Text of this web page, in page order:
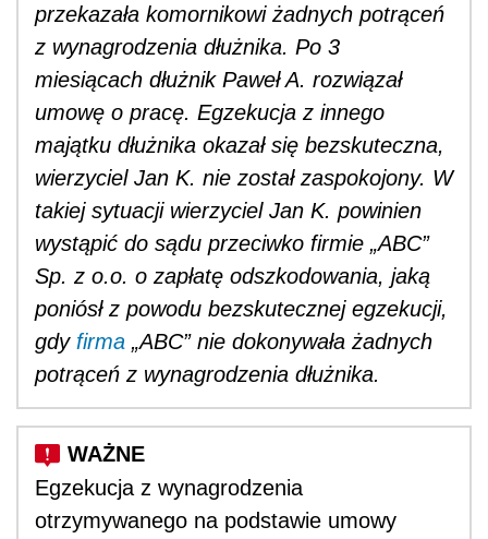
przekazała komornikowi żadnych potrąceń
z wynagrodzenia dłużnika. Po 3
miesiącach dłużnik Paweł A. rozwiązał
umowę o pracę. Egzekucja z innego
majątku dłużnika okazał się bezskuteczna,
wierzyciel Jan K. nie został zaspokojony. W
takiej sytuacji wierzyciel Jan K. powinien
wystąpić do sądu przeciwko firmie „ABC”
Sp. z o.o. o zapłatę odszkodowania, jaką
poniósł z powodu bezskutecznej egzekucji,
gdy firma „ABC” nie dokonywała żadnych
potrąceń z wynagrodzenia dłużnika.
Egzekucja z wynagrodzenia
otrzymywanego na podstawie umowy